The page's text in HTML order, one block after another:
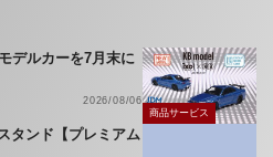
デルカーを7月末に
2026/08/06
商品サービス
タンド【プレミアム